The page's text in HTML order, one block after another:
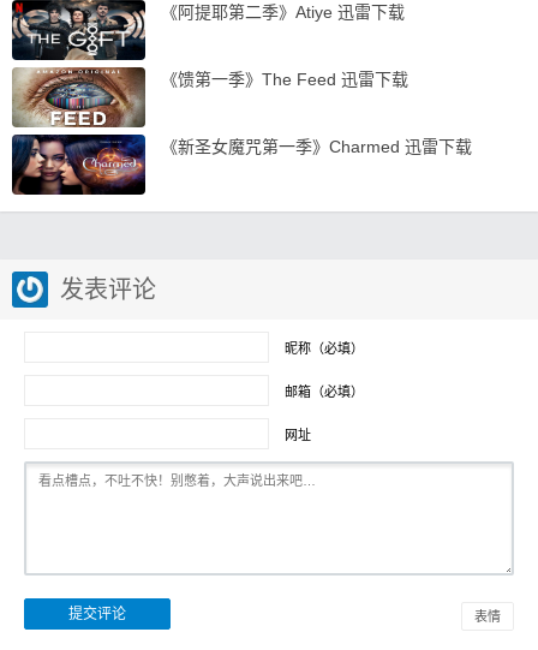
《阿提耶第二季》Atiye 迅雷下载
《馈第一季》The Feed 迅雷下载
《新圣女魔咒第一季》Charmed 迅雷下载
发表评论
昵称（必填）
邮箱（必填）
网址
表情